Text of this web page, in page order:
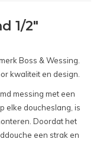
1/2"
Boss & Wessing.
kwaliteit en design.
messing met een
elke doucheslang, is
Doordat het
een strak en